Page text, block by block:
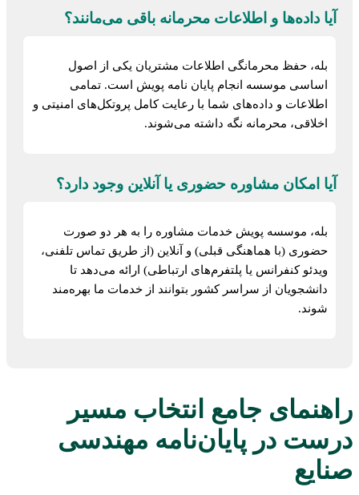
آیا داده‌ها و اطلاعات محرمانه باقی می‌مانند؟
بله، حفظ محرمانگی اطلاعات مشتریان یکی از اصول
اساسی موسسه انجام پایان نامه پویش است. تمامی
اطلاعات و داده‌های شما با رعایت کامل پروتکل‌های امنیتی و
اخلاقی، محرمانه نگه داشته می‌شوند.
آیا امکان مشاوره حضوری یا آنلاین وجود دارد؟
بله، موسسه پویش خدمات مشاوره را به هر دو صورت
حضوری (با هماهنگی قبلی) و آنلاین (از طریق تماس تلفنی،
ویدئو کنفرانس یا پلتفرم‌های ارتباطی) ارائه می‌دهد تا
دانشجویان از سراسر کشور بتوانند از خدمات ما بهره‌مند
شوند.
راهنمای جامع انتخاب مسیر
درست در پایان‌نامه مهندسی
صنایع